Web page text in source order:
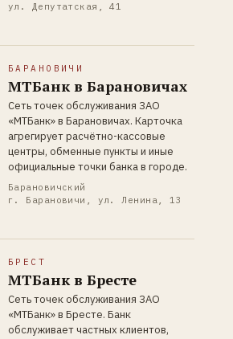
ул. Депутатская, 41
БАРАНОВИЧИ
МТБанк в Барановичах
Сеть точек обслуживания ЗАО
«МТБанк» в Барановичах. Карточка
агрегирует расчётно-кассовые
центры, обменные пункты и иные
официальные точки банка в городе.
Барановичский
г. Барановичи, ул. Ленина, 13
БРЕСТ
МТБанк в Бресте
Сеть точек обслуживания ЗАО
«МТБанк» в Бресте. Банк
обслуживает частных клиентов,